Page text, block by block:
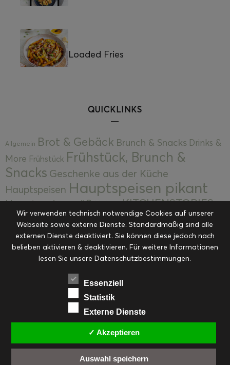
Loaded Fries
QUICKLINKS
Allgemein Brot & Gebäck Brunch & Snacks Drinks &
More Frühstück Frühstück, Brunch &
Snacks Geschenke aus der Küche
Hauptspeisen Hauptspeisen pikant
Hauptspeisen süßKekseKITCHENSTORIES
Kuchen, Torten & Desserts Kuchen und
Desserts Kulinarik Kulinarische Mitbringsel &
Eingemachtes Ohne Kategorie Ostern Resteküche
RezepteSaisonalSliderStartseite
Suppen, Salate & Vorspeisen
Vorspeisen, Salate & Suppen
Weihnachten Workshops & Events
Wir verwenden technisch notwendige Cookies auf unserer
Webseite sowie externe Dienste. Standardmäßig sind alle
externen Dienste deaktiviert. Sie können diese jedoch nach
belieben aktivieren & deaktivieren. Für weitere Informationen
lesen Sie unsere Datenschutzbestimmungen.
Essenziell
Statistik
Externe Dienste
✓ Akzeptieren
Auswahl speichern